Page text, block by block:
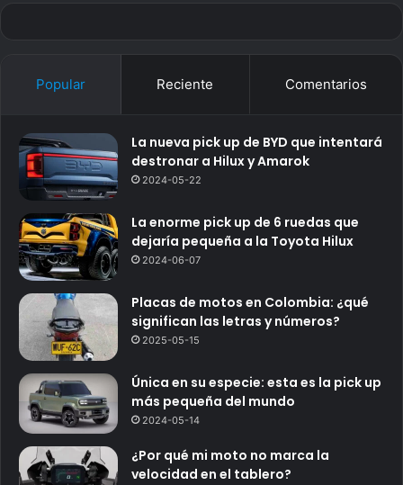
Popular Reciente Comentarios
La nueva pick up de BYD que intentará
destronar a Hilux y Amarok
2024-05-22
La enorme pick up de 6 ruedas que
dejaría pequeña a la Toyota Hilux
2024-06-07
Placas de motos en Colombia: ¿qué
significan las letras y números?
2025-05-15
Única en su especie: esta es la pick up
más pequeña del mundo
2024-05-14
¿Por qué mi moto no marca la
velocidad en el tablero?